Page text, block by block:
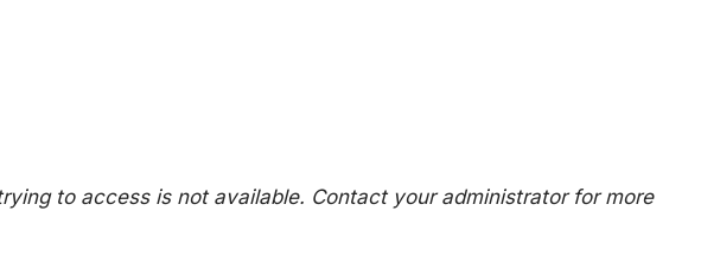
to access is not available. Contact your administrator for more